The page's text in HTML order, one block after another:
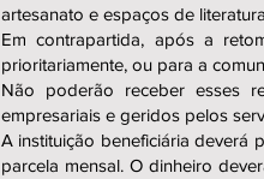
artesanato e espaços de
Em contrapartida, após a
prioritariamente, ou para a
Não poderão receber esses
empresariais e geridos pelos
A instituição beneficiária deverá
parcela mensal. O dinheiro